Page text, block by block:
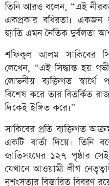
তিনি আরও বলেন, “এই
একপ্রকার বধিরতা।
জাতি এমন নৈতিক দুর্বলতা
শফিকুল আলম সাকিবের
লেখেন, “এই সিদ্ধান্ত হয়
লোভনীয় ব্যক্তিগত স্বার্থে
বিশেষ করে তার বিতর্কিত
দিকেই ইঙ্গিত করে।”
সাকিবের প্রতি ব্যক্তিগত
একটি বার্তা দিয়ে।
জাতিসংঘের ১২৭ পৃষ্ঠার
যেখানে আওয়ামী লীগ
নৃশংসতার বিস্তারিত বিবরণ